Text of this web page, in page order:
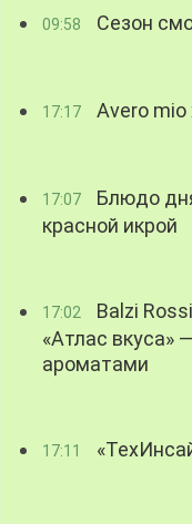
09:58 Сезон
17:17 Avero
17:07
Блюдо
красной икрой
17:02
Balzi
«Атлас вкуса»
ароматами
17:11